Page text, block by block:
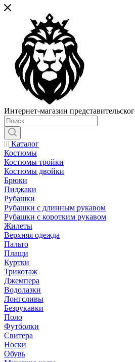
Интернет-магазин
Каталог
Костюмы
Костюмы тройки
Костюмы двойки
Брюки
Пиджаки
Рубашки
Рубашки с длинным рукавом
Рубашки с коротким рукавом
Жилеты
Верхняя одежда
Пальто
Плащи
Куртки
Трикотаж
Джемпера
Водолазки
Лонгсливы
Безрукавки
Поло
Футболки
Свитера
Носки
Обувь